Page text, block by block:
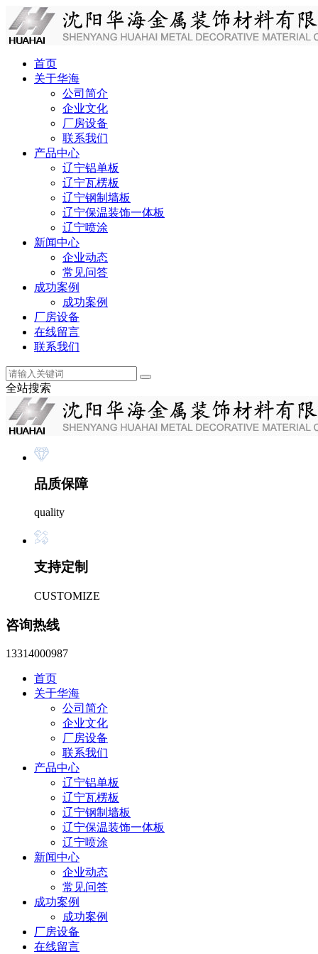
首页
关于华海
公司简介
企业文化
厂房设备
联系我们
产品中心
辽宁铝单板
辽宁瓦楞板
辽宁钢制墙板
辽宁保温装饰一体板
辽宁喷涂
新闻中心
企业动态
常见问答
成功案例
成功案例
厂房设备
在线留言
联系我们
全站搜索
品质保障
quality
支持定制
CUSTOMIZE
咨询热线
13314000987
首页
关于华海
公司简介
企业文化
厂房设备
联系我们
产品中心
辽宁铝单板
辽宁瓦楞板
辽宁钢制墙板
辽宁保温装饰一体板
辽宁喷涂
新闻中心
企业动态
常见问答
成功案例
成功案例
厂房设备
在线留言